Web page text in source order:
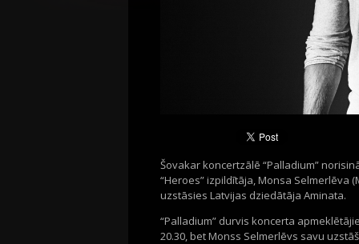
Šovakar koncertzālē “Palladium”
“Heroes” izpildītāja, Monsa Selmerlēva
uzstāsies Latvijas dziedātāja Aminata.
“Palladium” durvis koncerta
20.30, bet Monss Selmerlēvs savu